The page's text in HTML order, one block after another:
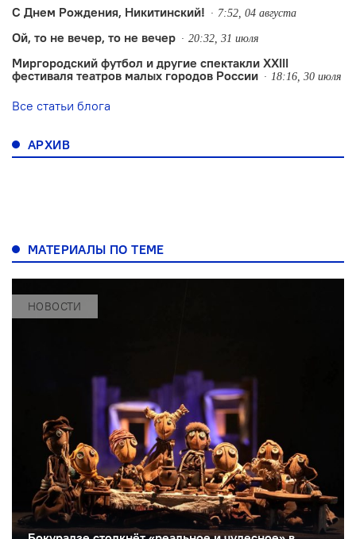
С Днем Рождения, Никитинский! 7:52, 04 августа
Ой, то не вечер, то не вечер 20:32, 31 июля
Миргородский футбол и другие спектакли XXIII
фестиваля театров малых городов России
18:16, 30 июля
Все статьи блога
АРХИВ
МАТЕРИАЛЫ ПО ТЕМЕ
НОВОСТИ